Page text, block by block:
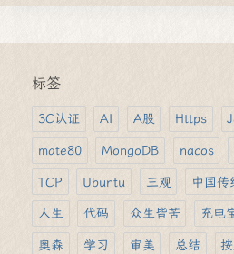
标签
3C认证 AI A股 Https
mate80 MongoDB nacos
TCP Ubuntu 三观 中国传
人生 代码 众生皆苦 充电
奥森 学习 审美 总结